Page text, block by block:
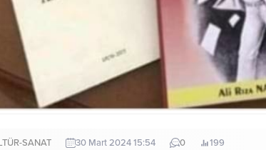
SANAT 30 Mart 2024 15:54 0 199